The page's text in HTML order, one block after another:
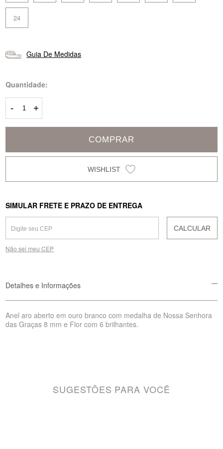
24
Guia De Medidas
Quantidade:
- +
COMPRAR
SIMULAR FRETE E PRAZO DE ENTREGA
CALCULAR
Não sei meu CEP
Detalhes e Informações
Anel aro aberto em ouro branco com medalha de Nossa Senhora
das Graças 8 mm e Flor com 6 brilhantes.
SUGESTÕES PARA VOCÊ